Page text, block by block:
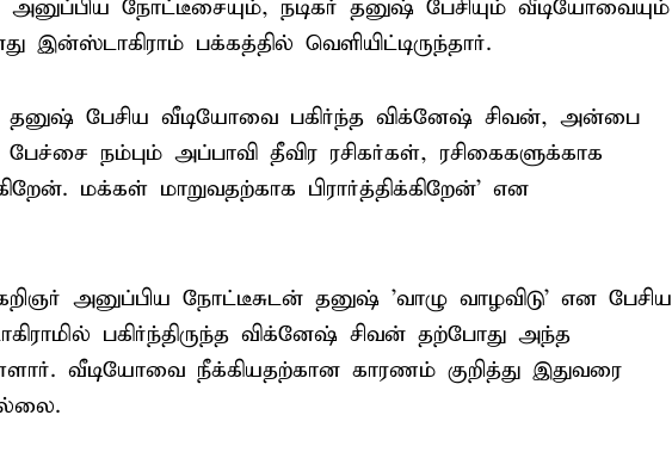
அனுப்பிய நோட்டீசையும், நடிகர் தனுஷ் பேசியும் வீடியோவையும்
இன்ஸ்டாகிராம் பக்கத்தில் வெளியிட்டிருந்தார்.
தனுஷ் பேசிய வீடியோவை பகிர்ந்த விக்னேஷ் சிவன், அன்பை
பேச்சை நம்பும் அப்பாவி தீவிர ரசிகர்கள், ரசிகைகளுக்காக
மக்கள் மாறுவதற்காக பிரார்த்திக்கிறேன்' என
அனுப்பிய நோட்டீசுடன் தனுஷ் 'வாழு வாழவிடு' என பேசிய
பகிர்ந்திருந்த விக்னேஷ் சிவன் தற்போது அந்த
வீடியோவை நீக்கியதற்கான காரணம் குறித்து இதுவரை